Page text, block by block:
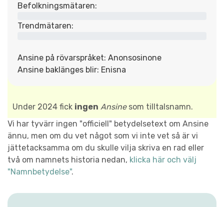
Befolkningsmätaren:
Trendmätaren:
Ansine på rövarspråket: Anonsosinone
Ansine baklänges blir: Enisna
Under 2024 fick ingen Ansinesom tilltalsnamn.
Vi har tyvärr ingen "officiell" betydelsetext om Ansine
ännu, men om du vet något som vi inte vet så är vi
jättetacksamma om du skulle vilja skriva en rad eller
två om namnets historia nedan, klicka här och välj
"Namnbetydelse".